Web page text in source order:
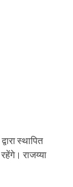
स्थापित
राजय्या